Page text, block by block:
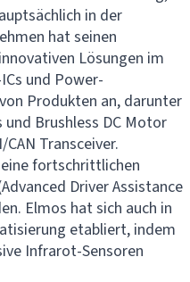
in der
hat seinen
Lösungen im
und Power-
Produkten an, darunter
Brushless DC Motor
Transceiver.
fortschrittlichen
Driver Assistance
Elmos hat sich auch in
etabliert, indem
Infrarot-Sensoren